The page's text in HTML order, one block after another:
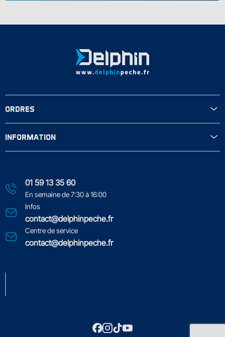
01 59 13 35 60
En semaine de 7:30 à 16:00
Infos
contact@delphinpeche.fr
Centre de service
contact@delphinpeche.fr
ORDRES
INFORMATION